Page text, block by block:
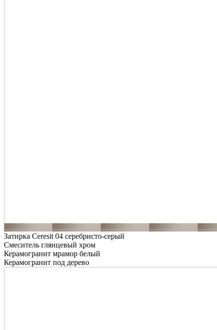
Затирка Ceresit 04 серебристо-серый
Смеситель глянцевый хром
Керамогранит мрамор белый
Керамогранит под дерево